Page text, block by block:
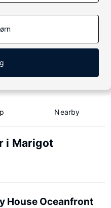
Nearby
i Marigot
House Oceanfront